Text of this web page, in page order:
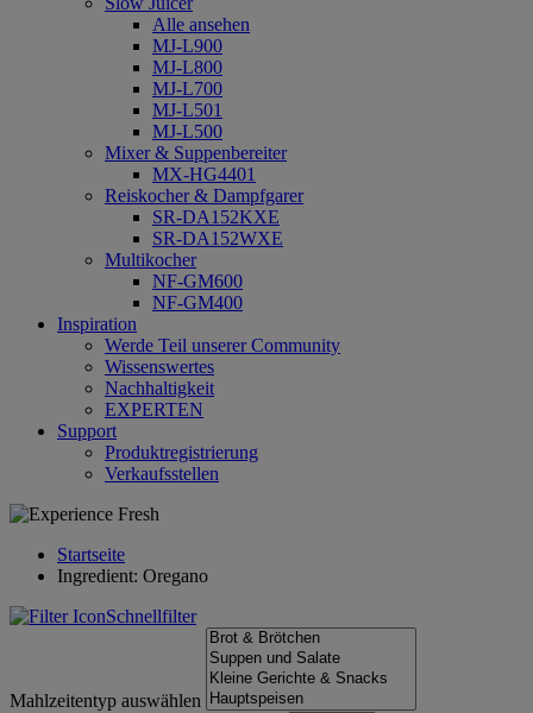
Alle ansehen
MJ-L900
MJ-L800
MJ-L700
MJ-L501
MJ-L500
Mixer & Suppenbereiter
MX-HG4401
Reiskocher & Dampfgarer
SR-DA152KXE
SR-DA152WXE
Multikocher
NF-GM600
NF-GM400
Inspiration
Werde Teil unserer Community
Wissenswertes
Nachhaltigkeit
EXPERTEN
Support
Produktregistrierung
Verkaufsstellen
Startseite
Ingredient: Oregano
Schnellfilter
Mahlzeitentyp auswählen